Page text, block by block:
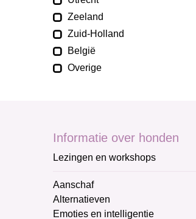
Zeeland
Zuid-Holland
België
Overige
Informatie over honden
Lezingen en workshops
Aanschaf
Alternatieven
Emoties en intelligentie